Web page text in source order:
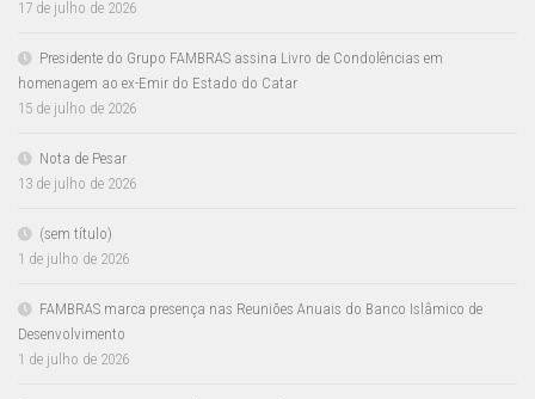
17 de julho de 2026
Presidente do Grupo FAMBRAS assina Livro de Condolências em
homenagem ao ex-Emir do Estado do Catar
15 de julho de 2026
Nota de Pesar
13 de julho de 2026
(sem título)
1 de julho de 2026
FAMBRAS marca presença nas Reuniões Anuais do Banco Islâmico de
Desenvolvimento
1 de julho de 2026